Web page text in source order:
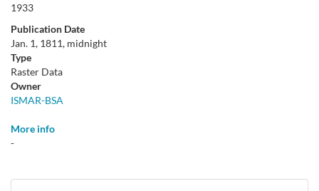
1933
Publication Date
Jan. 1, 1811, midnight
Type
Raster Data
Owner
ISMAR-BSA
More info
-